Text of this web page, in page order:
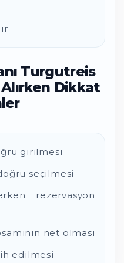
Turgutreis
Dikkat
girilmesi
seçilmesi
rezervasyon
net olması
edilmesi